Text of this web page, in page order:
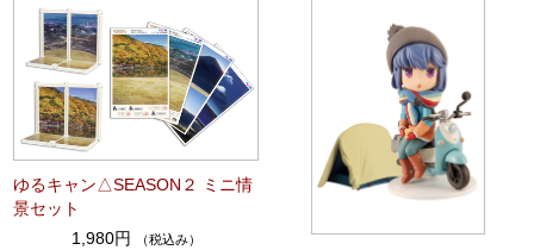
ゆるキャン△SEASON２ ミニ情
景セット
1,980円
（税込み）